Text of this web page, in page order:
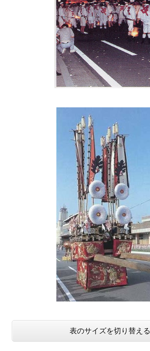
表のサイズを切り替える